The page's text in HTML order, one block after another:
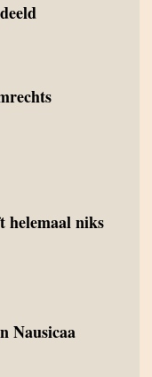
helemaal niks
Nausicaa